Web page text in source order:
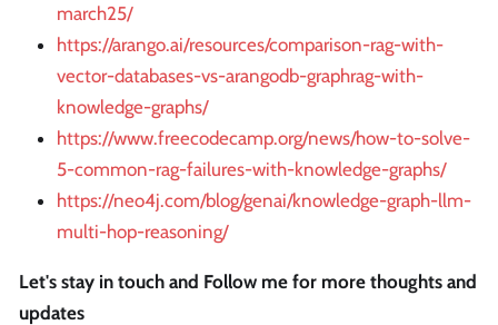
march25/
https://arango.ai/resources/comparison-rag-with-
vector-databases-vs-arangodb-graphrag-with-
knowledge-graphs/
https://www.freecodecamp.org/news/how-to-solve-
5-common-rag-failures-with-knowledge-graphs/
https://neo4j.com/blog/genai/knowledge-graph-llm-
multi-hop-reasoning/
Let's stay in touch and Follow me for more thoughts and
updates